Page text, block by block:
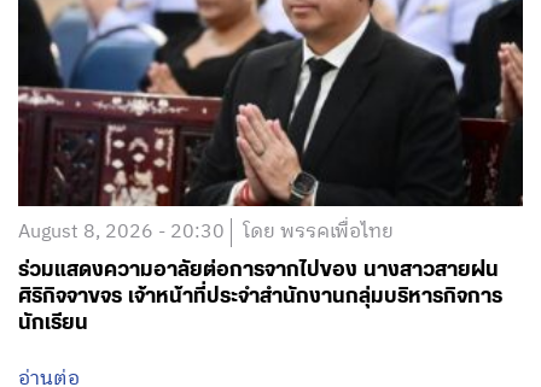
August 8, 2026 - 20:30 โดย พรรคเพื่อไทย
ร่วมแสดงความอาลัยต่อการจากไปของ นางสาวสายฝน
ศิริกิจจาขจร เจ้าหน้าที่ประจำสำนักงานกลุ่มบริหารกิจการ
นักเรียน
อ่านต่อ